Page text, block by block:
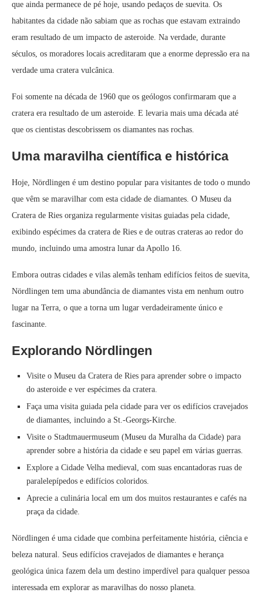
que ainda permanece de pé hoje, usando pedaços de suevita. Os
habitantes da cidade não sabiam que as rochas que estavam extraindo
eram resultado de um impacto de asteroide. Na verdade, durante
séculos, os moradores locais acreditaram que a enorme depressão era na
verdade uma cratera vulcânica.
Foi somente na década de 1960 que os geólogos confirmaram que a
cratera era resultado de um asteroide. E levaria mais uma década até
que os cientistas descobrissem os diamantes nas rochas.
Uma maravilha científica e histórica
Hoje, Nördlingen é um destino popular para visitantes de todo o mundo
que vêm se maravilhar com esta cidade de diamantes. O Museu da
Cratera de Ries organiza regularmente visitas guiadas pela cidade,
exibindo espécimes da cratera de Ries e de outras crateras ao redor do
mundo, incluindo uma amostra lunar da Apollo 16.
Embora outras cidades e vilas alemãs tenham edifícios feitos de suevita,
Nördlingen tem uma abundância de diamantes vista em nenhum outro
lugar na Terra, o que a torna um lugar verdadeiramente único e
fascinante.
Explorando Nördlingen
Visite o Museu da Cratera de Ries para aprender sobre o impacto
do asteroide e ver espécimes da cratera.
Faça uma visita guiada pela cidade para ver os edifícios cravejados
de diamantes, incluindo a St.-Georgs-Kirche.
Visite o Stadtmauermuseum (Museu da Muralha da Cidade) para
aprender sobre a história da cidade e seu papel em várias guerras.
Explore a Cidade Velha medieval, com suas encantadoras ruas de
paralelepípedos e edifícios coloridos.
Aprecie a culinária local em um dos muitos restaurantes e cafés na
praça da cidade.
Nördlingen é uma cidade que combina perfeitamente história, ciência e
beleza natural. Seus edifícios cravejados de diamantes e herança
geológica única fazem dela um destino imperdível para qualquer pessoa
interessada em explorar as maravilhas do nosso planeta.